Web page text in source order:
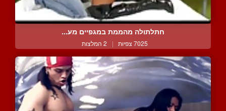
חתלתולה מהממת במגפיים מע...
7025 צפיות | 2 המלצות